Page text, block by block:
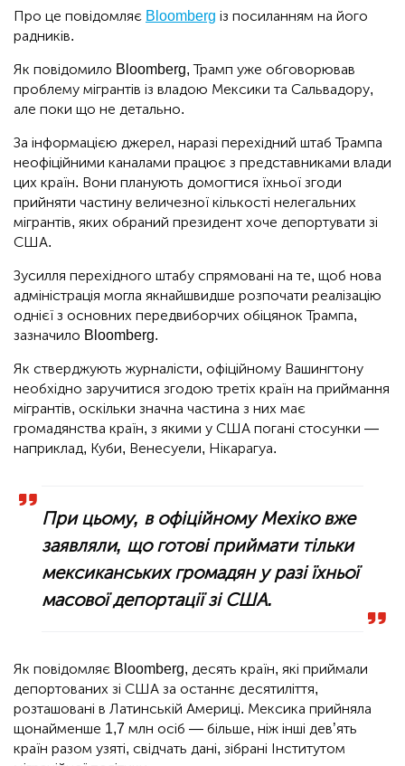
Про це повідомляє Bloomberg із посиланням на його
радників.
Як повідомило Bloomberg, Трамп уже обговорював
проблему мігрантів із владою Мексики та Сальвадору,
але поки що не детально.
За інформацією джерел, наразі перехідний штаб Трампа
неофіційними каналами працює з представниками влади
цих країн. Вони планують домогтися їхньої згоди
прийняти частину величезної кількості нелегальних
мігрантів, яких обраний президент хоче депортувати зі
США.
Зусилля перехідного штабу спрямовані на те, щоб нова
адміністрація могла якнайшвидше розпочати реалізацію
однієї з основних передвиборчих обіцянок Трампа,
зазначило Bloomberg.
Як стверджують журналісти, офіційному Вашингтону
необхідно заручитися згодою третіх країн на приймання
мігрантів, оскільки значна частина з них має
громадянства країн, з якими у США погані стосунки —
наприклад, Куби, Венесуели, Нікарагуа.
При цьому, в офіційному Мехіко вже
заявляли, що готові приймати тільки
мексиканських громадян у разі їхньої
масової депортації зі США.
Як повідомляє Bloomberg, десять країн, які приймали
депортованих зі США за останнє десятиліття,
розташовані в Латинській Америці. Мексика прийняла
щонайменше 1,7 млн осіб — більше, ніж інші дев’ять
країн разом узяті, свідчать дані, зібрані Інститутом